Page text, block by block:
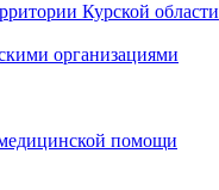
Курской области
организациями
медицинской помощи